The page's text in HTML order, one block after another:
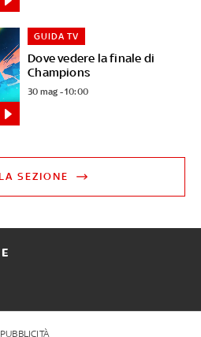
Dove vedere la finale di
Champions
GUIDA TV
30 mag - 10:00
SEZIONE
PUBBLICITÀ